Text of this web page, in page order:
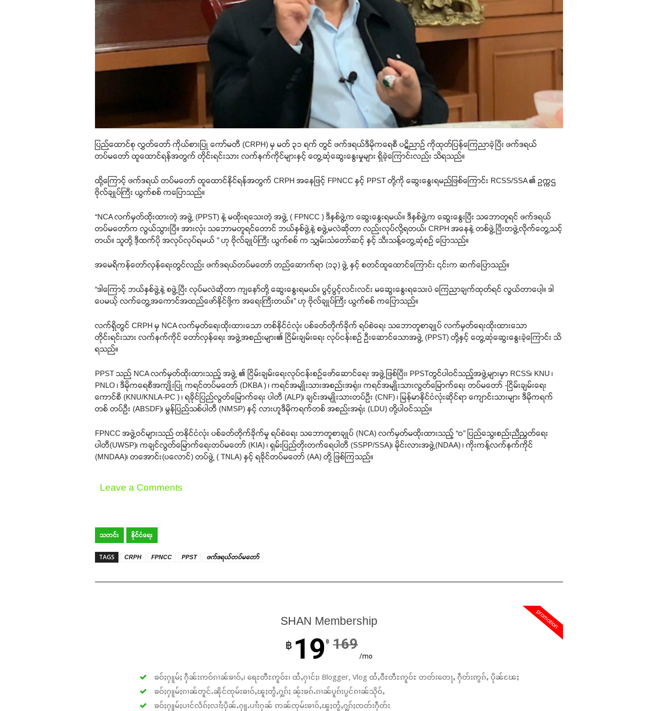
ပြည်ထောင်စု လွှတ်တော် ကိုယ်စားပြု ကော်မတီ (CRPH) မှ မတ် ၃၁ ရက် တွင် ဖက်ဒရယ်ဒီမိုကရေစီ ပဋိညာဉ် ကိုထုတ်ပြန်ကြေညာခဲ့ပြီး ဖက်ဒရယ်
တပ်မတော် ထူထောင်ရန်အတွက် တိုင်းရင်းသား လက်နက်ကိုင်များနှင့် တွေ့ဆုံဆွေးနွေးမှုများ ရှိခဲ့ကြောင်းလည်း သိရသည်။
ထို့ကြောင့် ဖက်ဒရယ် တပ်မတော် ထူထောင်နိုင်ရန်အတွက် CRPH အနေဖြင့် FPNCC နှင့် PPST တို့ကို ဆွေးနွေးရမည်ဖြစ်ကြောင်း RCSS/SSA ၏ ဥက္ကဌ
ဗိုလ်ချုပ်ကြီး ယွက်စစ် ကပြောသည်။
“NCA လက်မှတ်ထိုးထားတဲ့ အဖွဲ့ (PPST) နဲ့ မထိုးရသေးတဲ့ အဖွဲ့ ( FPNCC ) ဒီနှစ်ဖွဲ့က ဆွေးနွေးရမယ်။ ဒီနှစ်ဖွဲ့က ဆွေးနွေးပြီး သဘောတူရင် ဖက်ဒရယ်
တပ်မတော်က လွယ်သွားပြီ။ အားလုံး သဘောမတူရင်တောင် ဘယ်နှစ်ဖွဲ့နဲ့ စဖွဲ့မလဲဆိုတာ လည်းလုပ်လို့ရတယ်၊ CRPH အနေနဲ့ တစ်ဖွဲ့ပြီးတဖွဲ့လိုက်တွေ့သင့်
တယ်။ သူတို့ ဒီ့ထက်ပို အလုပ်လုပ်ရမယ် ” ဟု ဗိုလ်ချုပ်ကြီး ယွက်စစ် က သျှမ်းသံတော်ဆင့် နှင့် သီးသန့်တွေ့ဆုံစဉ် ပြောသည်။
အမေရိကန်တော်လှန်ရေးတွင်လည်း ဖက်ဒရယ်တပ်မတော် တည်ဆောက်ရာ (၁၃) ဖွဲ့ နှင့် စတင်ထူထောင်ကြောင်း ၎င်းက ဆက်ပြောသည်။
“ဒါကြောင့် ဘယ်နှစ်ဖွဲ့နဲ့ စဖွဲ့ပြီး လုပ်မလဲဆိုတာ ကျနော်တို့ ဆွေးနွေးရမယ်။ ပွင့်ပွင့်လင်းလင်း မဆွေးနွေးရသေးပဲ ကြေညာချက်ထုတ်ရင် လွယ်တာပေါ့။ ဒါ
ပေမယ့် လက်တွေ့အကောင်အထည်ဖော်နိုင်ဖို့က အရေးကြီးတယ်။” ဟု ဗိုလ်ချုပ်ကြီး ယွက်စစ် ကပြောသည်။
လက်ရှိတွင် CRPH မှ NCA လက်မှတ်ရေးထိုးထားသော တစ်နိုင်ငံလုံး ပစ်ခတ်တိုက်ခိုက် ရပ်စဲရေး သဘောတူစာချုပ် လက်မှတ်ရေးထိုးထားသော
တိုင်းရင်းသား လက်နက်ကိုင် တော်လှန်ရေး အဖွဲ့အစည်းများ၏ ငြိမ်းချမ်းရေး လုပ်ငန်းစဉ် ဦးဆောင်သောအဖွဲ့ (PPST) တို့နှင့် တွေ့ဆုံဆွေးနွေးခဲ့ကြောင်း သိ
ရသည်။
PPST သည် NCA လက်မှတ်ထိုးထားသည့် အဖွဲ့ ၏ ငြိမ်းချမ်းရေးလုပ်ငန်းစဉ်ဖော်ဆောင်ရေး အဖွဲ့ဖြစ်ပြီး၊ PPSTတွင်ပါဝင်သည့်အဖွဲ့များမှာ RCSS၊ KNU ၊
PNLO ၊ ဒီမိုကရေစီအကျိုးပြု ကရင်တပ်မတော် (DKBA ) ၊ ကရင်အမျိုးသားအစည်းအရုံး၊ ကရင်အမျိုးသားလွတ်မြောက်ရေး တပ်မတော် -ငြိမ်းချမ်းရေး
ကောင်စီ (KNU/KNLA-PC ) ၊ ရခိုင်ပြည်လွတ်မြောက်ရေး ပါတီ (ALP)၊ ချင်းအမျိုးသားတပ်ဦး (CNF) ၊ မြန်မာနိုင်ငံလုံးဆိုင်ရာ ကျောင်းသားများ ဒီမိုကရက်
တစ် တပ်ဦး (ABSDF)၊ မွန်ပြည်သစ်ပါတီ (NMSP) နှင့် လားဟူဒီမိုကရက်တစ် အစည်းအရုံး (LDU) တို့ပါဝင်သည်။
FPNCC အဖွဲ့ဝင်များသည် တနိုင်ငံလုံး ပစ်ခတ်တိုက်ခိုက်မှု ရပ်စဲရေး သဘောတူစာချုပ် (NCA) လက်မှတ်မထိုးထားသည့် “ဝ” ပြည်သွေးစည်းညီညွတ်ရေး
ပါတီ(UWSP)၊ ကချင်လွတ်မြောက်ရေးတပ်မတော် (KIA) ၊ ရှမ်းပြည်တိုးတက်ရေပါတီ (SSPP/SSA)၊ မိုင်းလားအဖွဲ့(NDAA) ၊ ကိုးကန့်လက်နက်ကိုင်
(MNDAA)၊ တအောင်း(ပလောင်) တပ်ဖွဲ့ ( TNLA) နှင့် ရခိုင်တပ်မတော် (AA) တို့ ဖြစ်ကြသည်။
Leave a Comments
သတင်း နိုင်ငံရေး
TAGS CRPH FPNCC PPST ဖက်ဒရယ်တပ်မတော်
promotion
SHAN Membership
฿ 19 ฿ 169
/mo
ၶဝ်ႈႁူမ်ႈ ႁဵၼ်းဢဝ်ၵၢၼ်ၶၢဝ်ႇ၊ ရေႊတီႊဢူဝ်ႊ၊ ထႆႇႁၢင်ႈ၊ Blogger, Vlog ထႆႇဝီႊတီႊဢူဝ်ႊ တတ်းတေႃႇ ႁဵတ်းဢွၵ်ႇ ပိုၼ်ၽႄႈ
ၶဝ်ႈႁူမ်ႈၵၢၼ်တူင်ႉၼိုင်ၸုမ်းၶၢဝ်ႇၽူႈတွႆႇႁွၵ်ႈ ၼႂ်းၶၵ်ႉၵၢၼ်ပူၵ်းပွင်ၵၢၼ်သိုဝ်ႇ
ၶဝ်ႈႁူမ်ႈပၢင်လႅၵ်ႈလၢႆႈပိုၼ်ႉႁူႉပၢႆးႁၼ် ဢၼ်ၸုမ်းၶၢဝ်ႇၽူႈတွႆႇႁွၵ်ႈၸတ်းႁဵတ်း